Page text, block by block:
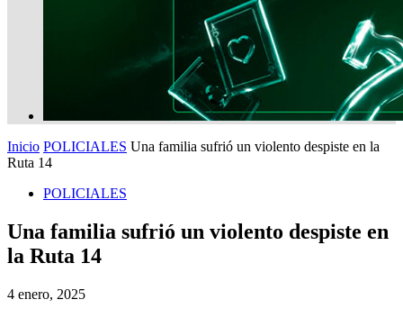
Inicio POLICIALES Una familia sufrió un violento despiste en la
Ruta 14
POLICIALES
Una familia sufrió un violento despiste en
la Ruta 14
4 enero, 2025